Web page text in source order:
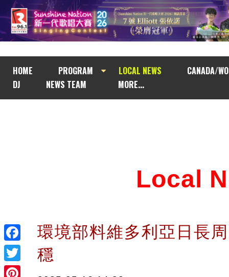
HOME PROGRAM LOCAL NEWS
CANADA/
DJ
NEWS TEAM MORE...
Facebook
Twitter
Local
環境部料維多利亞日長
穩